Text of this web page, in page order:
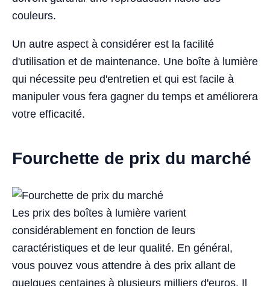
couleurs.
Un autre aspect à considérer est la facilité
d'utilisation et de maintenance. Une boîte à lumière
qui nécessite peu d'entretien et qui est facile à
manipuler vous fera gagner du temps et améliorera
votre efficacité.
Fourchette de prix du marché
Les prix des boîtes à lumière varient
considérablement en fonction de leurs
caractéristiques et de leur qualité. En général,
vous pouvez vous attendre à des prix allant de
quelques centaines à plusieurs milliers d'euros. Il